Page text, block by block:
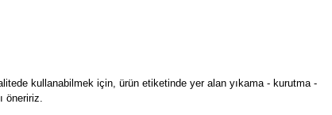
kullanabilmek için, ürün etiketinde yer alan yıkama - kurutma -
öneririz.